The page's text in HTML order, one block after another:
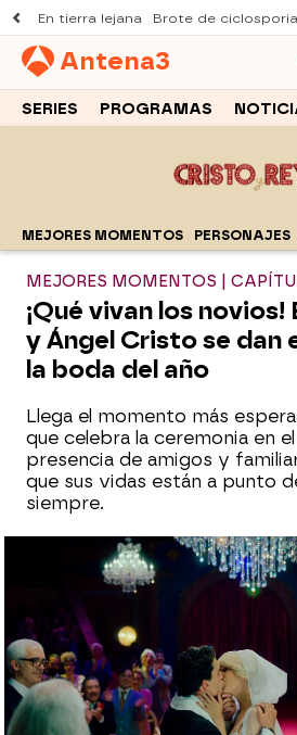
En tierra lejana Brote de
Antena3
SERIES PROGRAMAS
MEJORES MOMENTOS PERSONAJES
MEJORES MOMENTOS |
¡Qué vivan los
y Ángel Cristo se dan
la boda del año
Llega el momento más
que celebra la ceremonia en
presencia de amigos y
que sus vidas están a punto
siempre.
La llamada que hace
Cristo: “Su voz me